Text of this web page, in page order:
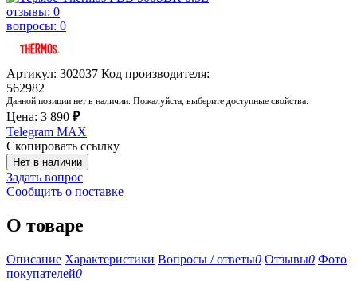
отзывы: 0
вопросы: 0
Артикул: 302037 Код производителя:
562982
Данной позиции нет в наличии. Пожалуйста, выберите доступные свойства.
Цена: 3 890 ₽
Telegram MAX
Скопировать ссылку
Нет в наличии
Задать вопрос
Сообщить о поставке
О товаре
Описание Характеристики Вопросы / ответы0 Отзывы0 Фото
покупателей0